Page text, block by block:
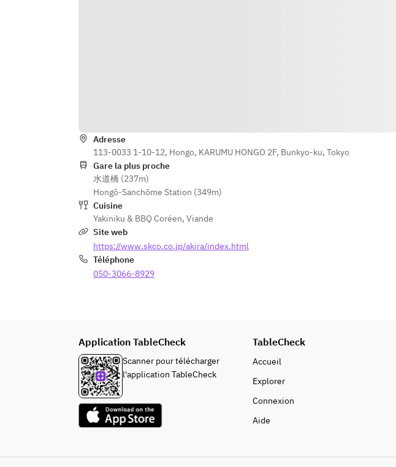
ハラミ　2,200円
サガリ　2,200円　※オススメ！
和牛切り落とし　1200円
あきらの焼きすき（1枚）　990円
※オススメ！
■ホルモン
ハツ　990円
シマチョウ　　1,100円
■豚・鶏
豚カルビ　880円
鶏モモ　880円
満たしております
ハツユッケ1,350円
ハラミ刺し1,650円　※オススメ！
タテバラ炙り寿司（2貫）1,100円
■一品料理
白センマイのからすみ和え　770円
■サラダ・野菜焼
Adresse
113-0033 1-10-12, Hongo, KARUMU HONGO 2F, Bunkyo-ku, Tokyo
Gare la plus proche
水道橋 (237m)
Hongō-Sanchōme Station (349m)
Cuisine
Yakiniku & BBQ Coréen, Viande
Site web
https://www.skco.co.jp/akira/index.html
Téléphone
050-3066-8929
Application TableCheck
Scanner pour télécharger
l'application TableCheck
TableCheck
Accueil
Explorer
Connexion
Aide